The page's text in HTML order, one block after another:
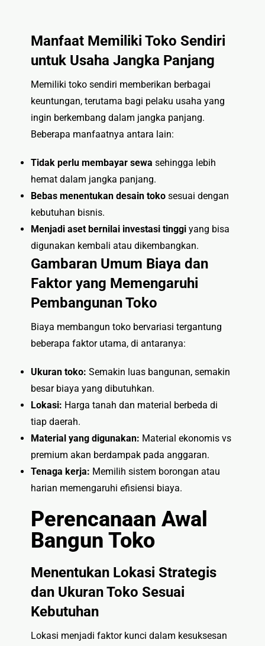
Manfaat Memiliki Toko Sendiri
untuk Usaha Jangka Panjang
Memiliki toko sendiri memberikan berbagai
keuntungan, terutama bagi pelaku usaha yang
ingin berkembang dalam jangka panjang.
Beberapa manfaatnya antara lain:
Tidak perlu membayar sewa sehingga lebih
hemat dalam jangka panjang.
Bebas menentukan desain toko sesuai dengan
kebutuhan bisnis.
Menjadi aset bernilai investasi tinggi yang bisa
digunakan kembali atau dikembangkan.
Gambaran Umum Biaya dan
Faktor yang Memengaruhi
Pembangunan Toko
Biaya membangun toko bervariasi tergantung
beberapa faktor utama, di antaranya:
Ukuran toko: Semakin luas bangunan, semakin
besar biaya yang dibutuhkan.
Lokasi: Harga tanah dan material berbeda di
tiap daerah.
Material yang digunakan: Material ekonomis vs
premium akan berdampak pada anggaran.
Tenaga kerja: Memilih sistem borongan atau
harian memengaruhi efisiensi biaya.
Perencanaan Awal
Bangun Toko
Menentukan Lokasi Strategis
dan Ukuran Toko Sesuai
Kebutuhan
Lokasi menjadi faktor kunci dalam kesuksesan